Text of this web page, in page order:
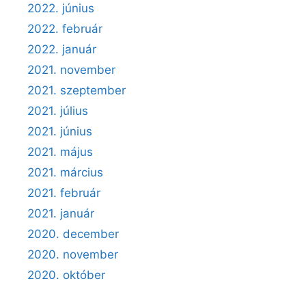
2022. június
2022. február
2022. január
2021. november
2021. szeptember
2021. július
2021. június
2021. május
2021. március
2021. február
2021. január
2020. december
2020. november
2020. október